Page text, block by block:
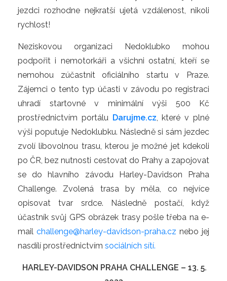
jezdci rozhodne nejkratší ujetá vzdálenost, nikoli
rychlost!
Neziskovou organizaci Nedoklubko mohou
podpořit i nemotorkáři a všichni ostatní, kteří se
nemohou zúčastnit oficiálního startu v Praze.
Zájemci o tento typ účasti v závodu po registraci
uhradí startovné v minimální výši 500 Kč
prostřednictvím portálu Darujme.cz, které v plné
výši poputuje Nedoklubku. Následně si sám jezdec
zvolí libovolnou trasu, kterou je možné jet kdekoli
po ČR, bez nutnosti cestovat do Prahy a zapojovat
se do hlavního závodu Harley-Davidson Praha
Challenge. Zvolená trasa by měla, co nejvíce
opisovat tvar srdce. Následně postačí, když
účastník svůj GPS obrázek trasy pošle třeba na e-
mail challenge@harley-davidson-praha.cz nebo jej
nasdílí prostřednictvím sociálních sítí.
HARLEY-DAVIDSON PRAHA CHALLENGE – 13. 5.